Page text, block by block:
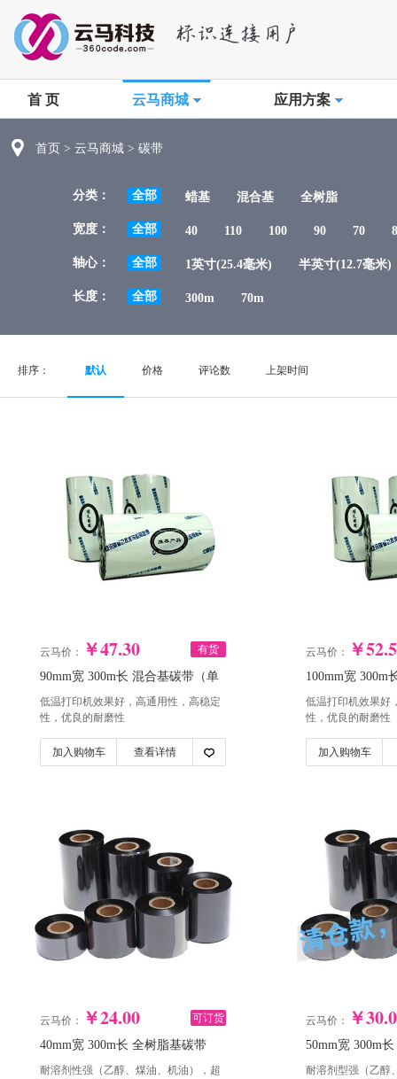
首 页 云马商城 应用方案
首页 > 云马商城 > 碳带
分类： 全部 蜡基 混合基 全树脂
宽度： 全部 40 110 100 90 70
轴心： 全部 1英寸(25.4毫米) 半英寸(12.7毫米)
长度： 全部 300m 70m
排序： 默认 价格 评论数 上架时间
有货
云马价： ￥47.30
90mm宽 300m长 混合基碳带（单
低温打印机效果好，高通用性，高稳定
性，优良的耐磨性
加入购物车 查看详情
云马价： ￥
100mm宽 300m
低温打印机效果好
性，优良的耐磨性
加入购物车
可订货
云马价： ￥24.00
40mm宽 300m长 全树脂基碳带
耐溶剂性强（乙醇、煤油、机油），超
云马价： ￥
50mm宽 300m
耐溶剂型强（乙醇